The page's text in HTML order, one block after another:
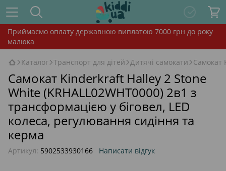
Приймаємо оплату державною виплатою 7000 грн до року
малюка
Каталог Транспорт для дітей Дитячі самокати Самокат
Самокат Kinderkraft Halley 2 Stone
White (KRHALL02WHT0000) 2в1 з
трансформацією у біговел, LED
колеса, регулювання сидіння та
керма
Артикул: 5902533930166 Написати відгук